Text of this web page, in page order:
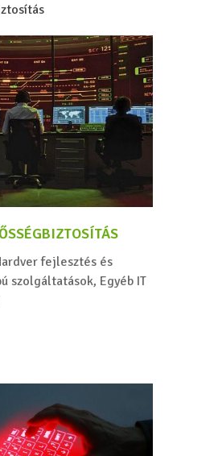
fejlesztés és
szolgáltatások, Egyéb IT